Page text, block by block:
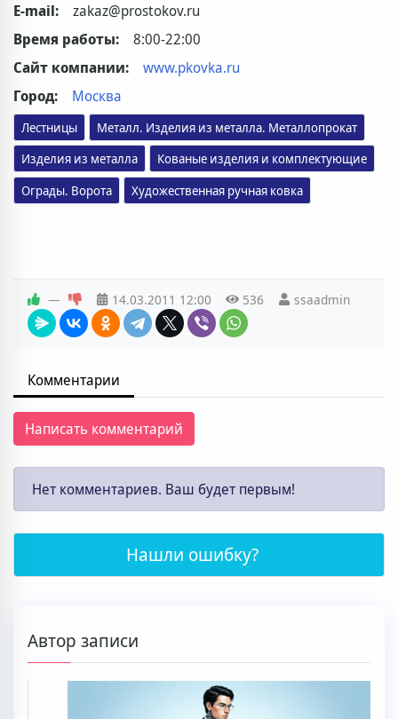
E-mail:
zakaz@prostokov.ru
Время работы:
8:00-22:00
Сайт компании:
www.pkovka.ru
Город:
Москва
Лестницы
Металл. Изделия из металла. Металлопрокат
Изделия из металла
Кованые изделия и комплектующие
Ограды. Ворота
Художественная ручная ковка
— 14.03.2011 12:00 536 ssaadmin
Комментарии
Написать комментарий
Нет комментариев. Ваш будет первым!
Нашли ошибку?
Автор записи